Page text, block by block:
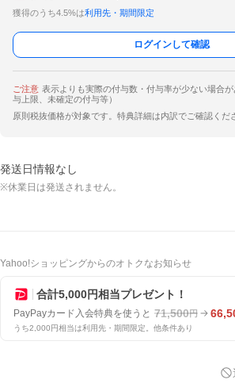
獲得のうち4.5%は利用先・期間限定
ログインして確認
ご注意 表示よりも実際の付与数・付与率が少ない場合
与上限、未確定の付与等）
原則税抜価格が対象です。特典詳細は内訳でご確認くだ
発送日情報なし
※休業日は発送されません。
Yahoo!ショッピングからのオトクなお知らせ
合計5,000円相当プレゼント！
PayPayカード入会特典を使うと 71,500円
うち2,000円相当は利用先・期間限定。他条件あり